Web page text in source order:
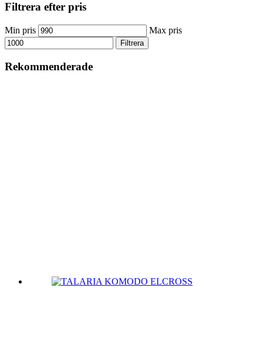
Filtrera efter pris
Min pris Max pris
Filtrera
Rekommenderade